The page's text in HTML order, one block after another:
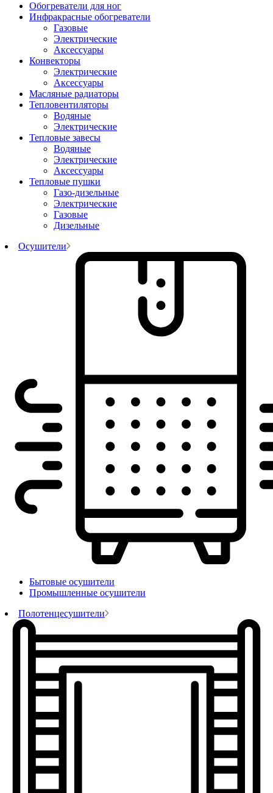
Обогреватели для ног
Инфракрасные обогреватели
Газовые
Электрические
Аксессуары
Конвекторы
Электрические
Аксессуары
Масляные радиаторы
Тепловентиляторы
Водяные
Электрические
Тепловые завесы
Водяные
Электрические
Аксессуары
Тепловые пушки
Газо-дизельные
Электрические
Газовые
Дизельные
Осушители
Бытовые осушители
Промышленные осушители
Полотенцесушители